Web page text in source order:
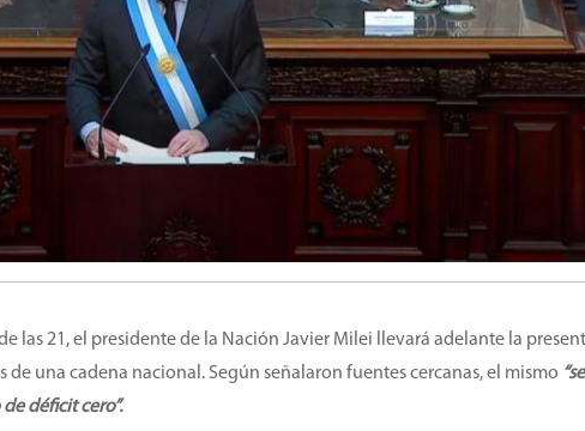
las 21, el presidente de la Nación Javier Milei llevará adelante la
de una cadena nacional. Según señalaron fuentes cercanas, el mismo
déficit cero”.